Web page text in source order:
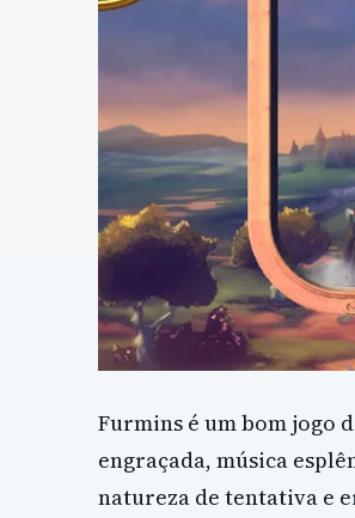
Furmins é um bom jogo
engraçada, música
natureza de tentativa e